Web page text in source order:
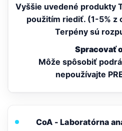
Vyššie uvedené produkty
použitím riediť. (1-5% z
Terpény sú
Spracovať
Môže spôsobiť
nepoužívajte
CoA - Laboratórna